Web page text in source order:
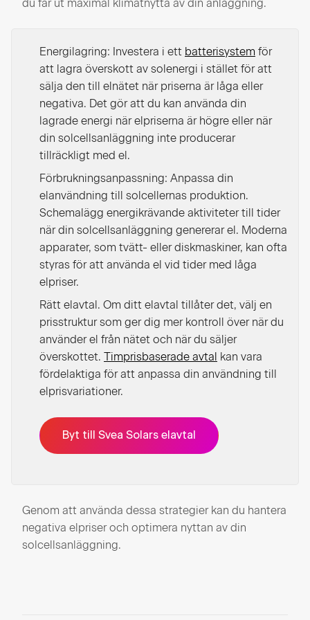
du får ut maximal klimatnytta av din anläggning.
Energilagring: Investera i ett batterisystem för
att lagra överskott av solenergi i stället för att
sälja den till elnätet när priserna är låga eller
negativa. Det gör att du kan använda din
lagrade energi när elpriserna är högre eller när
din solcellsanläggning inte producerar
tillräckligt med el.
Förbrukningsanpassning: Anpassa din
elanvändning till solcellernas produktion.
Schemalägg energikrävande aktiviteter till tider
när din solcellsanläggning genererar el. Moderna
apparater, som tvätt- eller diskmaskiner, kan ofta
styras för att använda el vid tider med låga
elpriser.
Rätt elavtal. Om ditt elavtal tillåter det, välj en
prisstruktur som ger dig mer kontroll över när du
använder el från nätet och när du säljer
överskottet. Timprisbaserade avtal kan vara
fördelaktiga för att anpassa din användning till
elprisvariationer.
Byt till Svea Solars elavtal
Genom att använda dessa strategier kan du hantera
negativa elpriser och optimera nyttan av din
solcellsanläggning.